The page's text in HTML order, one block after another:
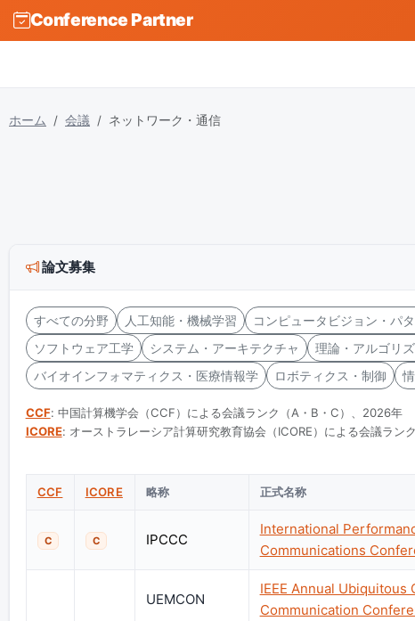
Conference Partner
ホーム 会議 ネットワーク・通信
論文募集
すべての分野 人工知能・機械学習 コンピュータビジョン・パ
ソフトウェア工学
システム・アーキテクチャ 理論・アルゴリ
バイオインフォマティクス・医療情報学
ロボティクス・制御
CCF: 中国計算機学会（CCF）による会議ランク（A・B・C）、2026年
ICORE: オーストラレーシア計算研究教育協会（ICORE）による会議ラン
CCF ICORE 略称 正式名称
C C IPCCC
International
Communications
UEMCON
IEEE Annual
Communication